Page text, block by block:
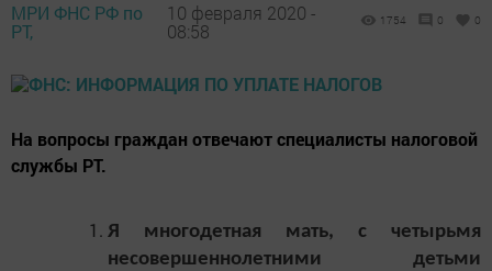
МРИ ФНС РФ по
РТ,
10 февраля 2020 -
08:58
1754 0 0
На вопросы граждан отвечают специалисты налоговой
службы РТ.
Я многодетная мать, с четырьмя
несовершеннолетними детьми